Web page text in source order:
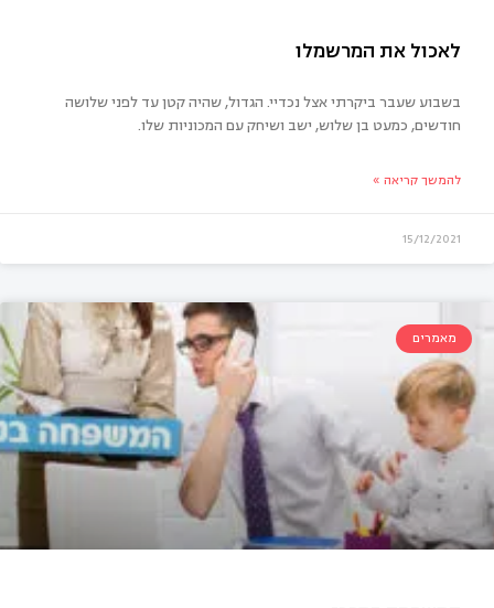
את המרשמלו
בשבוע שעבר ביקרתי אצל נכדיי. הגדול, שהיה קטן עד לפני שלושה
חודשים, כמעט בן שלוש, ישב ושיחק עם המכוניות שלו.
להמשך קריאה »
15/12/2021
מאמרים